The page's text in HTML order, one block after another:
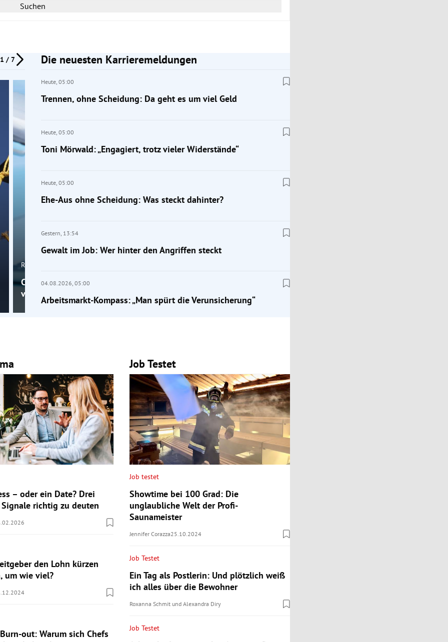
Suchen
1 / 7
Recruiting
Chatbot statt Anschreiben: Wie KI das Recruiting
verändert
Kein Nachwuchs mehr? Das droht unserer
Die neuesten Karrieremeldungen
Heute, 05:00
Trennen, ohne Scheidung: Da geht es um viel Geld
Heute, 05:00
Toni Mörwald: „Engagiert, trotz vieler Widerstände“
Heute, 05:00
Ehe-Aus ohne Scheidung: Was steckt dahinter?
Gestern, 13:54
Gewalt im Job: Wer hinter den Angriffen steckt
04.08.2026, 05:00
Arbeitsmarkt-Kompass: „Man spürt die Verunsicherung“
– oder ein Date? Drei
richtig zu deuten
den Lohn kürzen
um wie viel?
out: Warum sich Chefs
Job Testet
Job testet
Showtime bei 100 Grad: Die
unglaubliche Welt der Profi-
Saunameister
Jennifer Corazza25.10.2024
Job Testet
Ein Tag als Postlerin: Und plötzlich weiß
ich alles über die Bewohner
Roxanna Schmitund Alexandra Diry
Job Testet